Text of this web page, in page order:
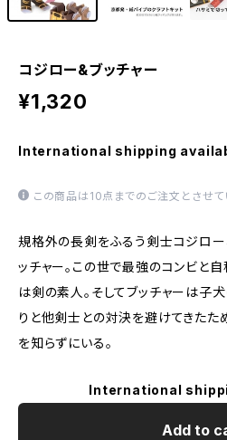
コジロー&ブッチャー
¥1,320
International shipping
この商品は10点までのご注文とさせて
規格外の長剣をふるう剣士コジロー
ッチャー。この世で最強のコンビと
は剣の素人。そしてブッチャーは子
りと他剣士との対決を避けてきたた
を知らずにいる。
International
Add to